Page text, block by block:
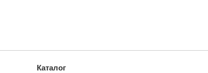
Каталог